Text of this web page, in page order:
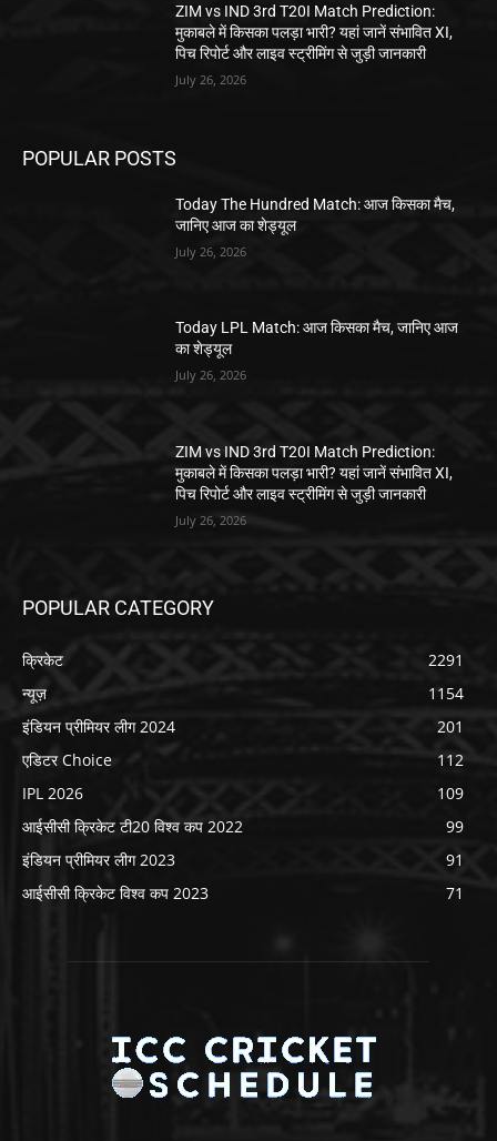
ZIM vs IND 3rd T20I Match Prediction:
मुकाबले में किसका पलड़ा भारी? यहां जानें संभावित XI,
पिच रिपोर्ट और लाइव स्ट्रीमिंग से जुड़ी जानकारी
July 26, 2026
POPULAR POSTS
Today The Hundred Match: आज किसका मैच,
जानिए आज का शेड्यूल
July 26, 2026
Today LPL Match: आज किसका मैच, जानिए आज
का शेड्यूल
July 26, 2026
ZIM vs IND 3rd T20I Match Prediction:
मुकाबले में किसका पलड़ा भारी? यहां जानें संभावित XI,
पिच रिपोर्ट और लाइव स्ट्रीमिंग से जुड़ी जानकारी
July 26, 2026
POPULAR CATEGORY
क्रिकेट
2291
न्यूज़
1154
इंडियन प्रीमियर लीग 2024
201
एडिटर Choice
112
IPL 2026
109
आईसीसी क्रिकेट टी20 विश्व कप 2022
99
इंडियन प्रीमियर लीग 2023
91
आईसीसी क्रिकेट विश्व कप 2023
71